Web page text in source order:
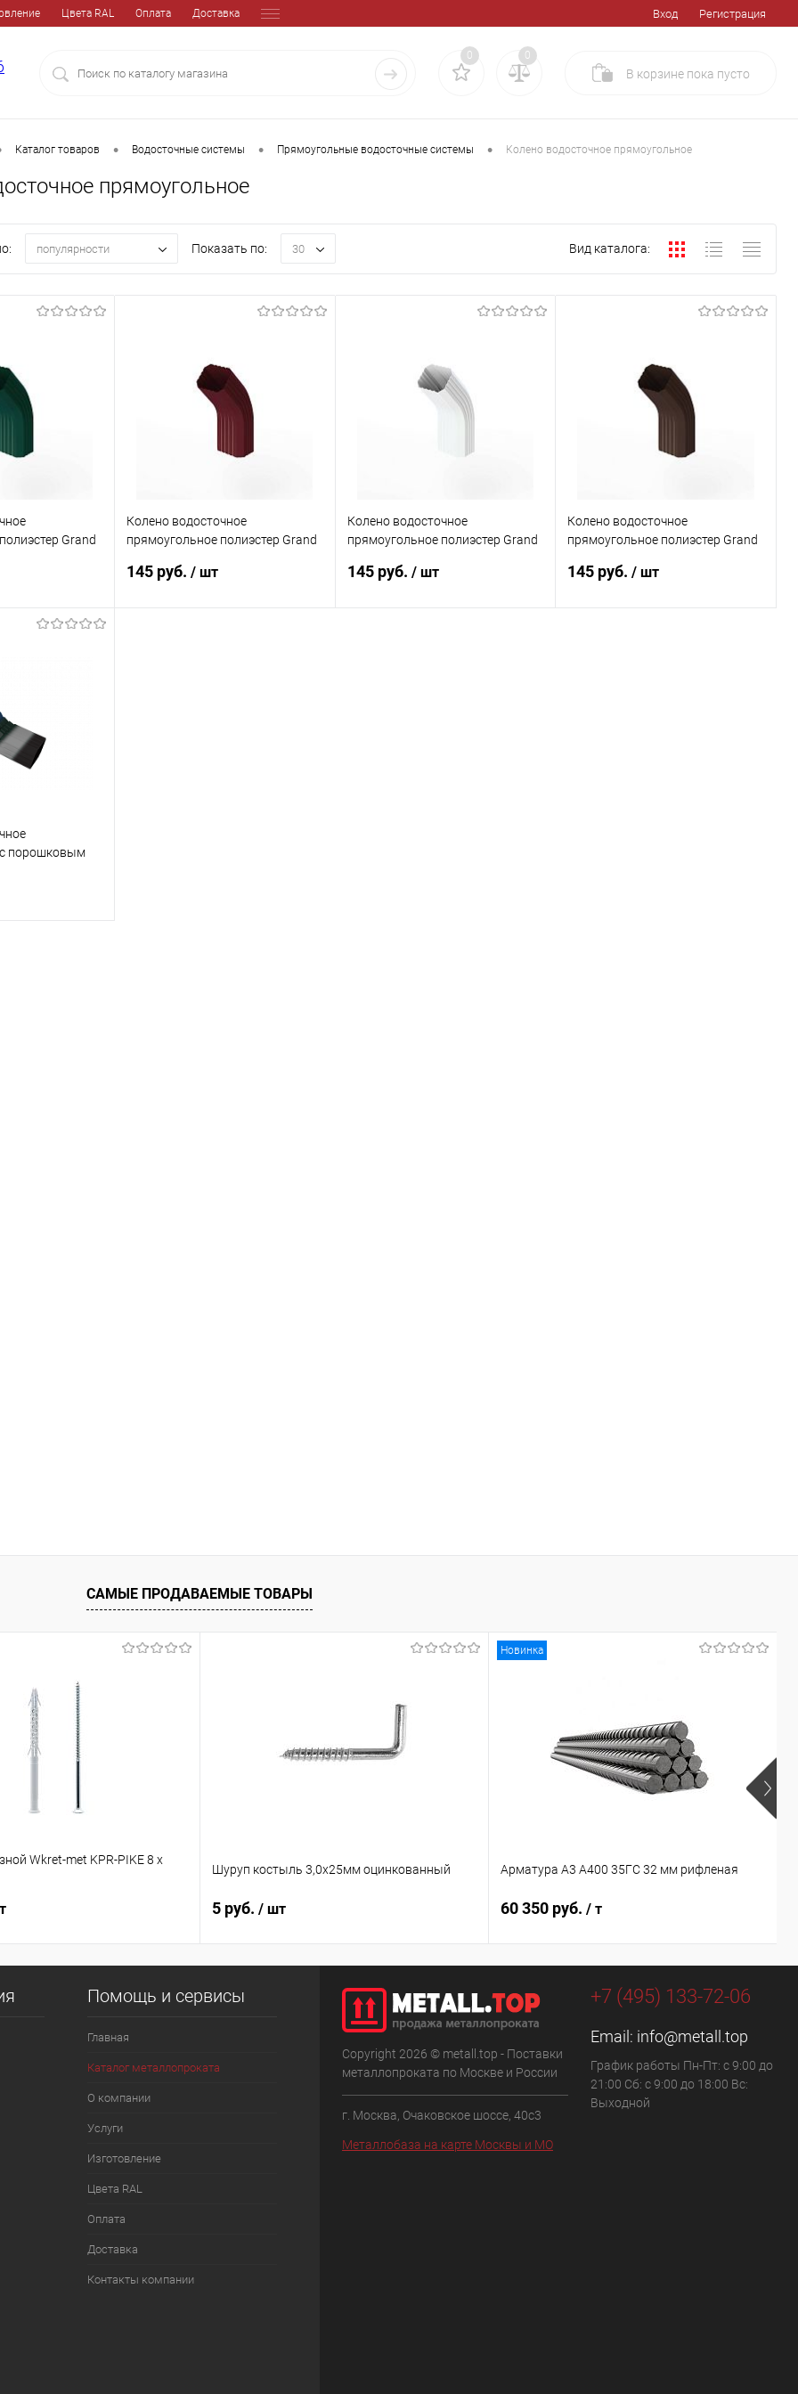
Цвета RAL Оплата Доставка Вход Регистрация
0 0
В корзине пока пусто
Каталог товаров • Водосточные системы • Прямоугольные водосточные системы • Колено водосточное прямоугольное
прямоугольное
популярности Показать по: 30 Вид каталога:
Grand
Колено водосточное
прямоугольное полиэстер Grand
145 руб. / шт
Колено водосточное
прямоугольное полиэстер Grand
145 руб. / шт
Колено водосточное
прямоугольное полиэстер Grand
145 руб./ шт
порошковым
САМЫЕ ПРОДАВАЕМЫЕ ТОВАРЫ
Wkret-met KPR-PIKE 8 х
Шуруп костыль 3,0х25мм оцинкованный
5 руб. / шт
Новинка
Арматура А3 А400 35ГС 32 мм рифленая
60 350 руб. / т
Помощь и сервисы
Главная
Каталог металлопроката
О компании
Услуги
Изготовление
Цвета RAL
Оплата
Доставка
Контакты компании
Copyright 2026 © metall.top - Поставки
металлопроката по Москве и России
г. Москва, Очаковское шоссе, 40с3
Металлобаза на карте Москвы и МО
+7 (495) 133-72-06
Email: info@metall.top
График работы Пн-Пт: с 9:00 до
21:00 Сб: с 9:00 до 18:00 Вс:
Выходной